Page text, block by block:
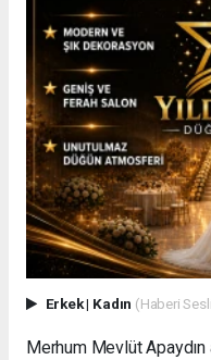
Erkek| Kadın (Haberi
Merhum Mevlüt